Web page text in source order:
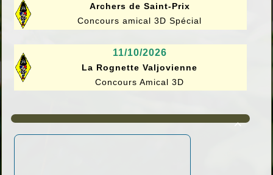
Archers de Saint-Prix
Concours amical 3D Spécial
11/10/2026
La Rognette Valjovienne
Concours Amical 3D
